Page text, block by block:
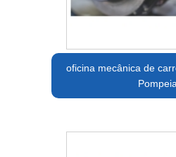
oficina mecânica de
Pompeia